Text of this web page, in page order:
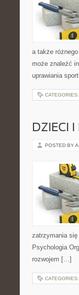
a także
może znaleźć
uprawiania
CATEGORIES:
DZIECI
POSTED BY
zatrzymania
Psychologia
rozwojem […]
CATEGORIES: